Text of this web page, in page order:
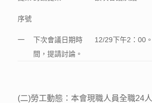
序號
一
下次會議日期時
間，提請討論。
12/29下午2：00。
(二)勞工動態：本會現職人員全職24